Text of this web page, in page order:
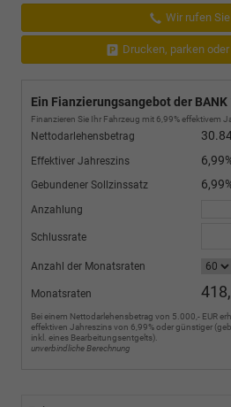
Wir rufen
Drucken, parken
Ein Fianzierungsangebot der BANK
Finanzieren Sie Ihr Fahrzeug mit 6,99% effektivem
Nettodarlehensbetrag
Effektiver Jahreszins
Gebundener Sollzinssatz
Anzahlung
Schlussrate
Anzahl der Monatsraten
Monatsraten
Bei einem Nettodarlehensbetrag von 5.000,- EUR
effektiven Jahreszins von 6,99% oder günstiger
inkl. eines Bearbeitungsentgelts).
unverbindliche Berechnung